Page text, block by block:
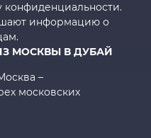
информацию о
МОСКВЫ В ДУБАЙ
–
московских